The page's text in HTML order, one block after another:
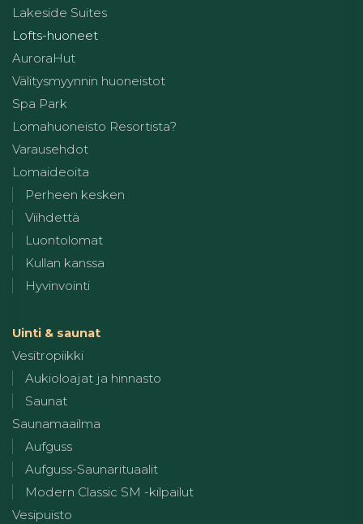
Lakeside Suites
Lofts-huoneet
AuroraHut
Välitysmyynnin huoneistot
Spa Park
Lomahuoneisto Resortista?
Varausehdot
Lomaideoita
Perheen kesken
Viihdettä
Luontolomat
Kullan kanssa
Hyvinvointi
Uinti & saunat
Vesitropiikki
Aukioloajat ja hinnasto
Saunat
Saunamaailma
Aufguss
Aufguss-Saunarituaalit
Modern Classic SM -kilpailut
Vesipuisto